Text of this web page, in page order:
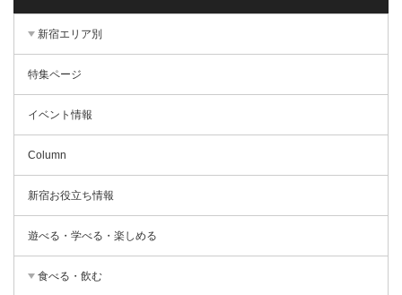
新宿エリア別
特集ページ
イベント情報
Column
新宿お役立ち情報
遊べる・学べる・楽しめる
食べる・飲む